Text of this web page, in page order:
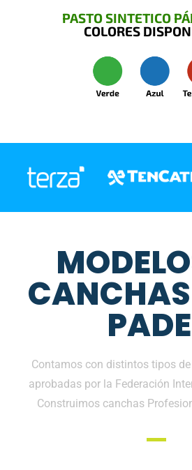
PASTO SINTETICO
COLORES
Contamos con distintos tipos
aprobadas por la Federación
Construimos canchas